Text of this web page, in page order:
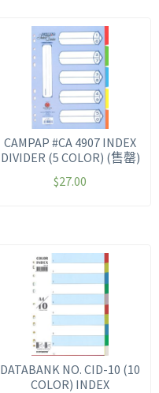
CAMPAP #CA 4907 INDEX
DIVIDER (5 COLOR) (售罄)
$27.00
DATABANK NO. CID-10 (10
COLOR) INDEX